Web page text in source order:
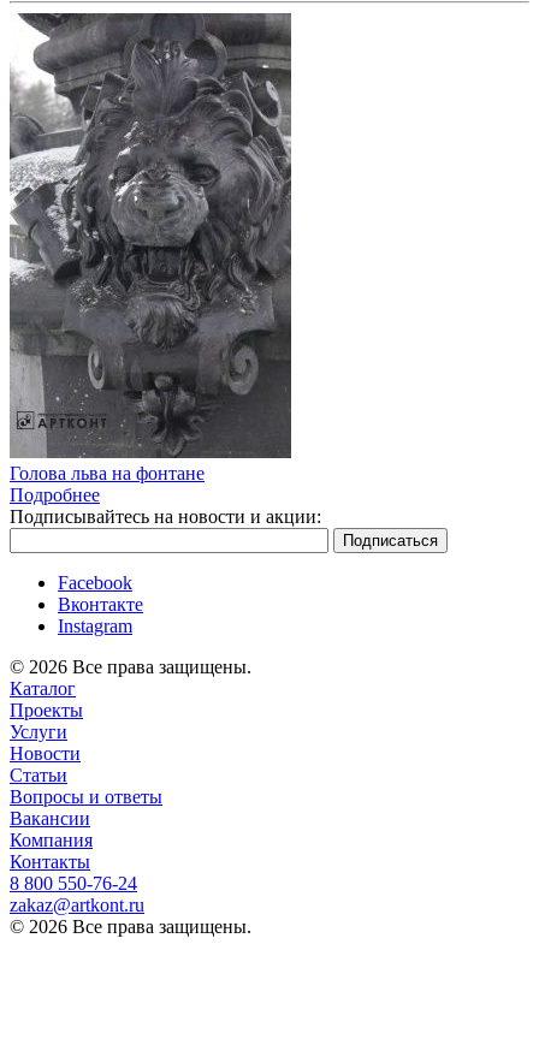
Голова льва на фонтане
Подробнее
Подписывайтесь на новости и акции:
Facebook
Вконтакте
Instagram
© 2026 Все права защищены.
Каталог
Проекты
Услуги
Новости
Статьи
Вопросы и ответы
Вакансии
Компания
Контакты
8 800 ‎550-76-24
zakaz@artkont.ru
© 2026 Все права защищены.